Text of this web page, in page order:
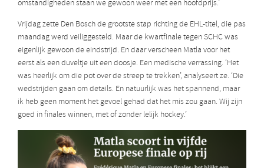
omstandigheden staan we gewoon weer met een hoofdprijs.’
Vrijdag zette Den Bosch de grootste stap richting de EHL-titel, die pas
maandag werd veiliggesteld. Maar de kwartfinale tegen SCHC was
eigenlijk gewoon de eindstrijd. En daar verscheen Matla voor het
eerst als een duveltje uit een doosje. Een medische verrassing. ‘Het
was heerlijk om die pot over de streep te trekken’, analyseert ze. ‘Die
wedstrijden gaan om details. En natuurlijk was het spannend, maar
ik heb geen moment het gevoel gehad dat het mis zou gaan. Wij zijn
goed in finales winnen, met of zonder lelijk hockey.’